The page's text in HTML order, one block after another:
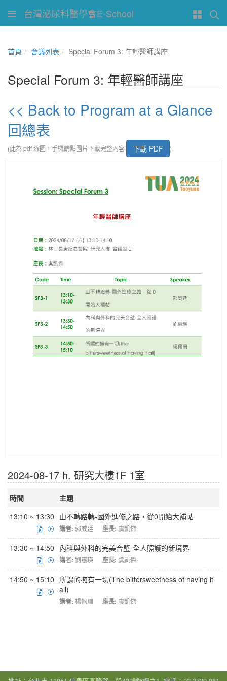
台灣泌尿科醫學會E-School
首頁 會議列表 Special Forum 3: 年輕醫師講座
Special Forum 3: 年輕醫師講座
<< Back to Program at a Glance
回總表
(此為 pdf 縮圖，手機請點圖片下載完整內容 下載 PDF )
2024-08-17 h. 研究大樓1F 1室
時間
主題
13:10 ~ 13:30 山不轉路轉-國外進修之路，從0開始大補帖
講者: 郭威廷 座長: 虞凱傑
13:30 ~ 14:50 內科與外科的完美合璧-全人照護的新境界
講者: 劉惠瑛 座長: 虞凱傑
14:50 ~ 15:10 所謂的擁有一切(The bittersweetness of having it
all)
講者: 楊佩珊 座長: 虞凱傑